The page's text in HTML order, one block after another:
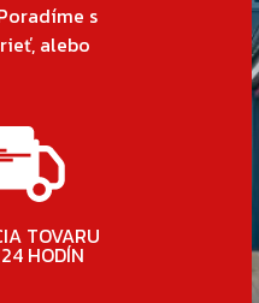
s
alebo
TOVARU
HODÍN